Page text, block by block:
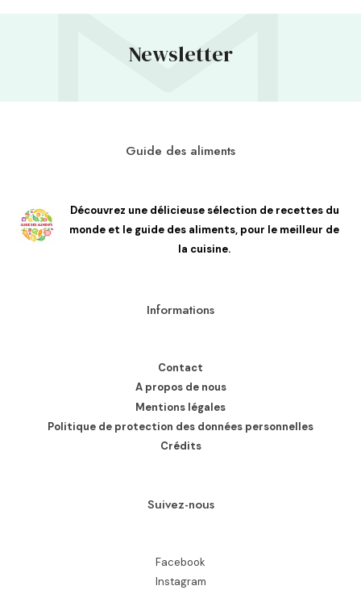
Newsletter
Guide des aliments
Découvrez une délicieuse sélection de recettes du
monde et le guide des aliments, pour le meilleur de
la cuisine.
Informations
Contact
A propos de nous
Mentions légales
Politique de protection des données personnelles
Crédits
Suivez-nous
Facebook
Instagram